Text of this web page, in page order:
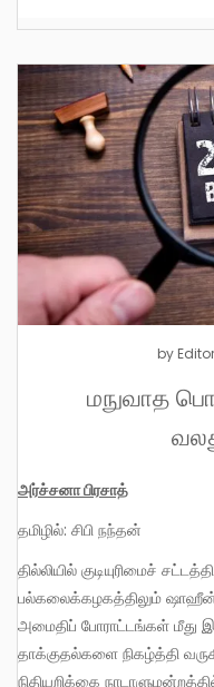
by
மநுவாத
அர்ச்சனா பிரசாத்
தமிழில்: சிபி நந்தன்
தில்லியில் குடியுரிமைச் சட்டத்திற்கு எதிராக ஜாமியா மில்லியா இஸ்லாமியா
பல்கலைக்கழகத்திலும் ஷாஹீன்
அமைதிப் போராட்டங்கள் மீது
தாக்குதல்களை நிகழ்த்தி
நிதியறிக்கை